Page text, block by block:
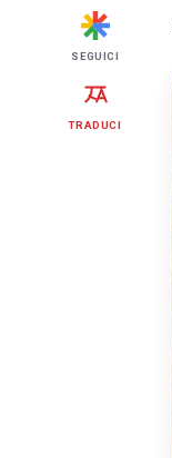
SEGUICI
TRADUCI